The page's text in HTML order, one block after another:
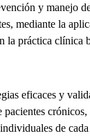
y manejo
mediante la
la práctica clínica
eficaces y
pacientes
de